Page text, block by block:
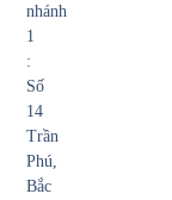
nhánh
1
:
Số
14
Trần
Phú,
Bắc